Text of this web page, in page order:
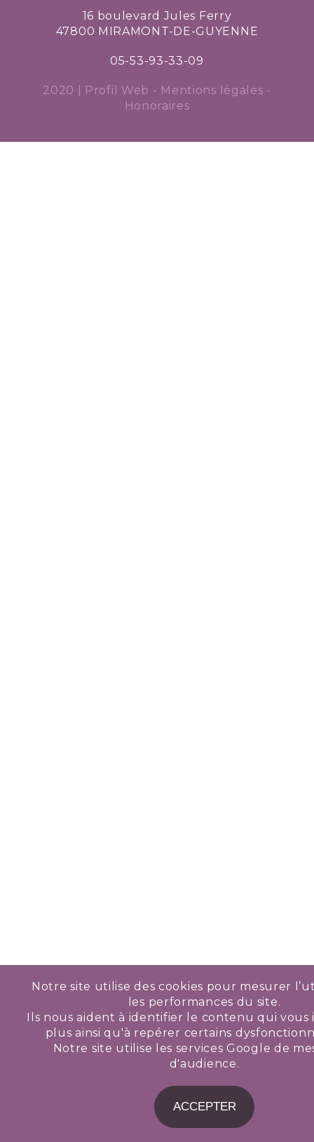
16 boulevard Jules Ferry
47800 MIRAMONT-DE-GUYENNE
05-53-93-33-09
2020 | Profil Web - Mentions légales -
Honoraires
Notre site utilise des cookies pour mesurer
les performances du site.
Ils nous aident à identifier le contenu qui vous
plus ainsi qu'à repérer certains
Notre site utilise les services Google de
d'audience.
ACCEPTER